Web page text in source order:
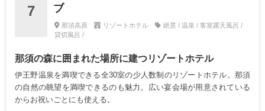
7
ブ
那須高原 リゾートホテル
絶景 / 温泉 / 客室露天風呂 /
貸切風呂 /
那須の森に囲まれた場所に建つリゾートホテル
伊王野温泉を満喫できる全30室の少人数制のリゾートホテル。那須
の自然の眺望を満喫できるのも魅力。広い宴会場が用意されている
からお祝いごとにも使える。